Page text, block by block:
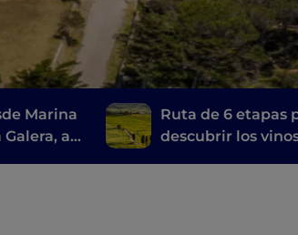
Marina
Galera, a
Ruta de 6 etapas
descubrir los